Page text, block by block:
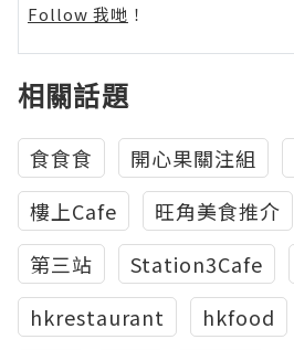
Follow 我哋 ！
相關話題
食食食 開心果關注組
樓上Cafe
旺角美食推介
第三站
Station3Cafe
hkrestaurant
hkfood